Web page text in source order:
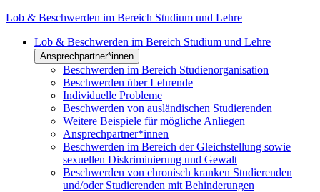
Lob & Beschwerden im Bereich Studium und Lehre
Lob & Beschwerden im Bereich Studium und Lehre
Ansprechpartner*innen
Beschwerden im Bereich Studienorganisation
Beschwerden über Lehrende
Individuelle Probleme
Beschwerden von ausländischen Studierenden
Weitere Beispiele für mögliche Anliegen
Ansprechpartner*innen
Beschwerden im Bereich der Gleichstellung sowie
sexuellen Diskriminierung und Gewalt
Beschwerden von chronisch kranken Studierenden
und/oder Studierenden mit Behinderungen